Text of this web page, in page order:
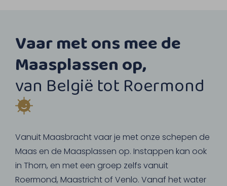
Vaar met ons mee de
Maasplassen op,
van België tot Roermond
Vanuit Maasbracht vaar je met onze schepen de
Maas en de Maasplassen op. Instappen kan ook
in Thorn, en met een groep zelfs vanuit
Roermond, Maastricht of Venlo. Vanaf het water